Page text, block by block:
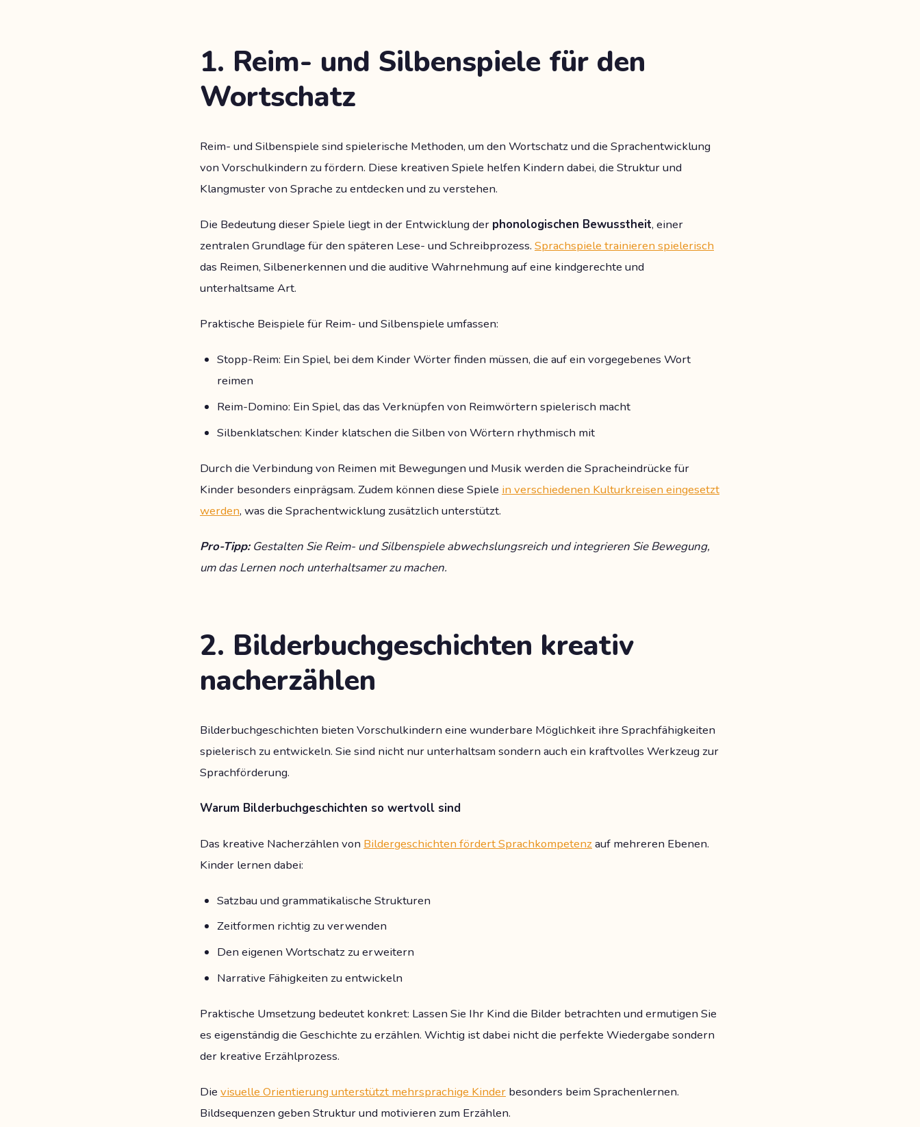
1. Reim- und Silbenspiele für den
Wortschatz
Reim- und Silbenspiele sind spielerische Methoden, um den Wortschatz und die Sprachentwicklung
von Vorschulkindern zu fördern. Diese kreativen Spiele helfen Kindern dabei, die Struktur und
Klangmuster von Sprache zu entdecken und zu verstehen.
Die Bedeutung dieser Spiele liegt in der Entwicklung der phonologischen Bewusstheit, einer
zentralen Grundlage für den späteren Lese- und Schreibprozess. Sprachspiele trainieren spielerisch
das Reimen, Silbenerkennen und die auditive Wahrnehmung auf eine kindgerechte und
unterhaltsame Art.
Praktische Beispiele für Reim- und Silbenspiele umfassen:
Stopp-Reim: Ein Spiel, bei dem Kinder Wörter finden müssen, die auf ein vorgegebenes Wort
reimen
Reim-Domino: Ein Spiel, das das Verknüpfen von Reimwörtern spielerisch macht
Silbenklatschen: Kinder klatschen die Silben von Wörtern rhythmisch mit
Durch die Verbindung von Reimen mit Bewegungen und Musik werden die Spracheindrücke für
Kinder besonders einprägsam. Zudem können diese Spiele in verschiedenen Kulturkreisen eingesetzt
werden, was die Sprachentwicklung zusätzlich unterstützt.
Pro-Tipp: Gestalten Sie Reim- und Silbenspiele abwechslungsreich und integrieren Sie Bewegung,
um das Lernen noch unterhaltsamer zu machen.
2. Bilderbuchgeschichten kreativ
nacherzählen
Bilderbuchgeschichten bieten Vorschulkindern eine wunderbare Möglichkeit ihre Sprachfähigkeiten
spielerisch zu entwickeln. Sie sind nicht nur unterhaltsam sondern auch ein kraftvolles Werkzeug zur
Sprachförderung.
Warum Bilderbuchgeschichten so wertvoll sind
Das kreative Nacherzählen von Bildergeschichten fördert Sprachkompetenzauf mehreren Ebenen.
Kinder lernen dabei:
Satzbau und grammatikalische Strukturen
Zeitformen richtig zu verwenden
Den eigenen Wortschatz zu erweitern
Narrative Fähigkeiten zu entwickeln
Praktische Umsetzung bedeutet konkret: Lassen Sie Ihr Kind die Bilder betrachten und ermutigen Sie
es eigenständig die Geschichte zu erzählen. Wichtig ist dabei nicht die perfekte Wiedergabe sondern
der kreative Erzählprozess.
Die visuelle Orientierung unterstützt mehrsprachige Kinder besonders beim Sprachenlernen.
Bildsequenzen geben Struktur und motivieren zum Erzählen.